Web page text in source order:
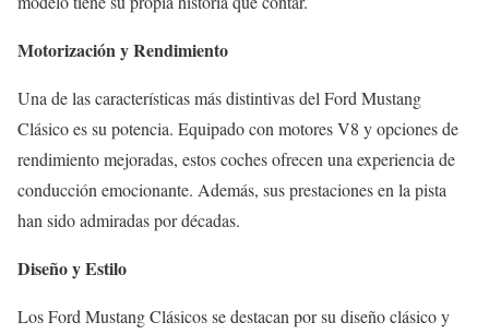
Motorización y Rendimiento
Una de las características más distintivas del Ford Mustang
Clásico es su potencia. Equipado con motores V8 y opciones de
rendimiento mejoradas, estos coches ofrecen una experiencia de
conducción emocionante. Además, sus prestaciones en la pista
han sido admiradas por décadas.
Diseño y Estilo
Los Ford Mustang Clásicos se destacan por su diseño clásico y